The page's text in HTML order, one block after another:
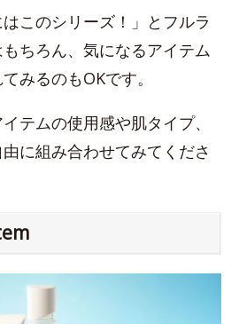
このシリーズ！」とフルラ
ちろん、気になるアイテム
みるのもOKです。
テムの使用感や肌タイプ、
に組み合わせてみてくださ